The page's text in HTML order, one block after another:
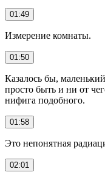
01:49
Измерение комнаты.
01:50
Казалось бы,
просто быть и ни от
нифига подобного.
01:58
Это непонятная
02:01